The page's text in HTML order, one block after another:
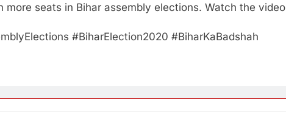
seats in Bihar assembly elections. Watch the video
#BiharElection2020 #BiharKaBadshah